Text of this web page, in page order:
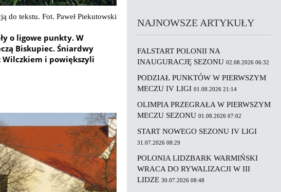
do tekstu. Fot. Paweł Piekutowski
o ligowe punkty. W
Biskupiec. Śniardwy
Wilczkiem i powiększyli
NAJNOWSZE ARTYKUŁY
FALSTART POLONII NA
INAUGURACJĘ SEZONU 02.08.2026 06:32
PODZIAŁ PUNKTÓW W PIERWSZYM
MECZU IV LIGI 01.08.2026 21:14
OLIMPIA PRZEGRAŁA W PIERWSZYM
MECZU SEZONU 01.08.2026 07:02
START NOWEGO SEZONU IV LIGI
31.07.2026 08:29
POLONIA LIDZBARK WARMIŃSKI
WRACA DO RYWALIZACJI W III
LIDZE 30.07.2026 08:48